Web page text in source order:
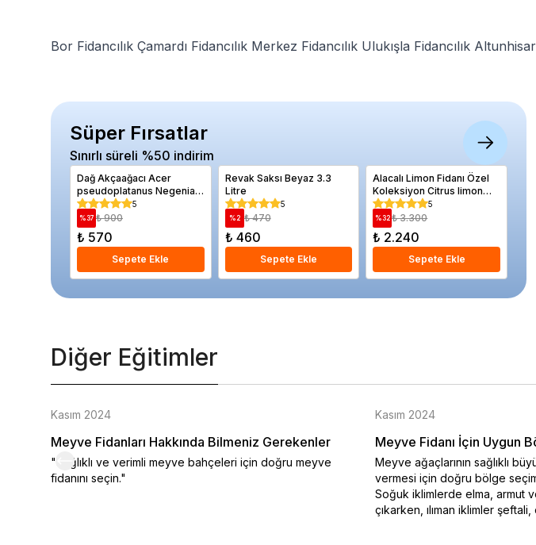
Bor Fidancılık Çamardı Fidancılık Merkez Fidancılık Ulukışla Fidancılık Altunhisar
Süper Fırsatlar
Sınırlı süreli %50 indirim
Dağ Akçaağacı Acer
pseudoplatanus Negenia
80 100 cm
5
%37 ₺ 900
₺ 570
Sepete Ekle
Revak Saksı Beyaz 3.3
Litre
5
%2 ₺ 470
₺ 460
Sepete Ekle
Alacalı Limon Fidanı Özel
Koleksiyon Citrus limon
Folliis Variegatis Saksıda
5
%32 ₺ 3.300
₺ 2.240
Sepete Ekle
Diğer Eğitimler
Kasım 2024
Meyve Fidanları Hakkında Bilmeniz Gerekenler
"Sağlıklı ve verimli meyve bahçeleri için doğru meyve
fidanını seçin."
Kasım 2024
Meyve Fidanı İçin Uygun
Meyve ağaçlarının sağlıklı
vermesi için doğru bölge
Soğuk iklimlerde elma, armut
çıkarken, ılıman iklimler